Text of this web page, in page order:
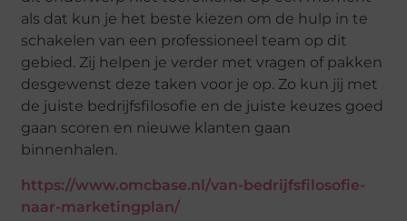
als dat kun je het beste kiezen om de hulp in te
schakelen van een professioneel team op dit
gebied. Zij helpen je verder met vragen of pakken
desgewenst deze taken voor je op. Zo kun jij met
de juiste bedrijfsfilosofie en de juiste keuzes goed
gaan scoren en nieuwe klanten gaan
binnenhalen.
https://www.omcbase.nl/van-bedrijfsfilosofie-
naar-marketingplan/